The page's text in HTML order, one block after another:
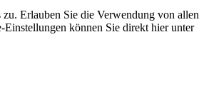
Erlauben Sie die Verwendung von allen
können Sie direkt hier unter